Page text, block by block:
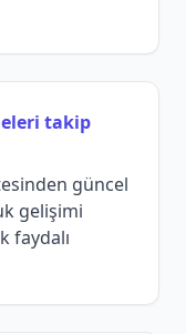
takip
güncel
gelişimi
faydalı